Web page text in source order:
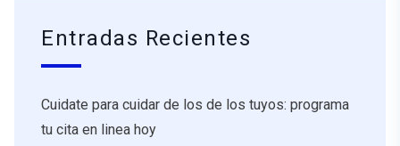
Entradas Recientes
Cuidate para cuidar de los de los tuyos: programa
tu cita en linea hoy